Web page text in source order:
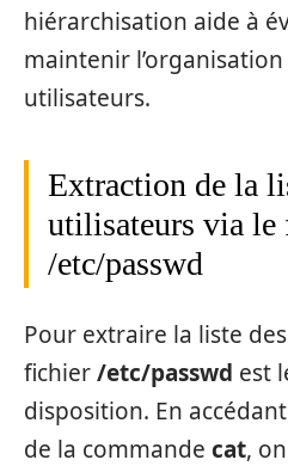
hiérarchisation aide à
maintenir
utilisateurs.
Extraction de la
utilisateurs via le
/etc/passwd
Pour extraire la liste
fichier/etc/passwd est
disposition. En
de la commande cat,